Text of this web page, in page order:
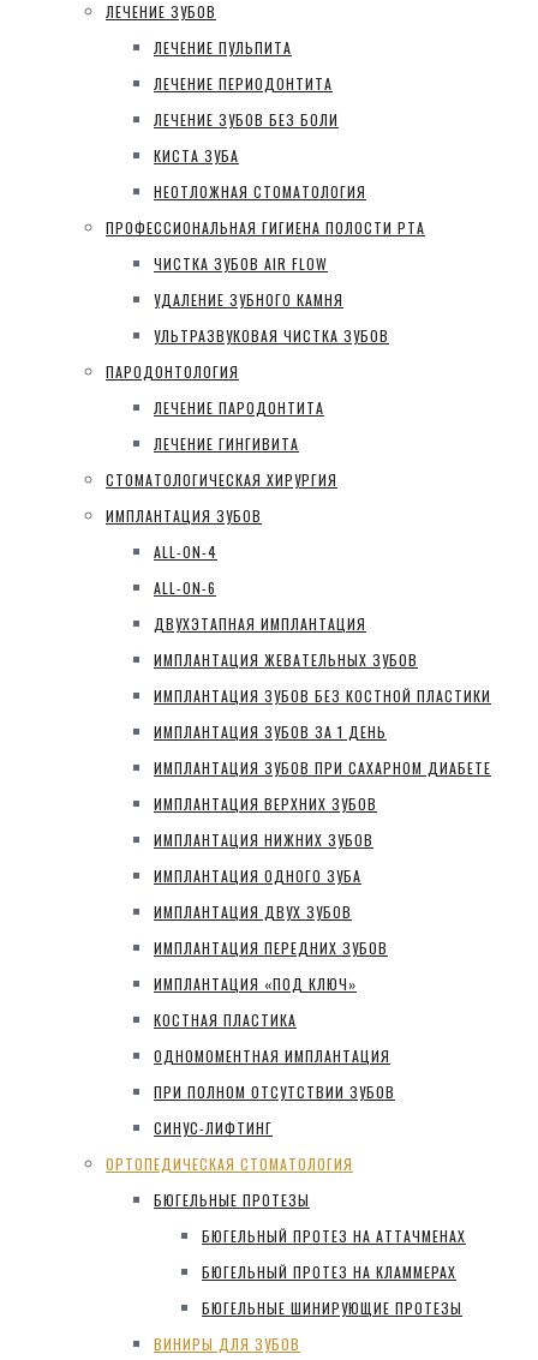
ЛЕЧЕНИЕ ЗУБОВ
ЛЕЧЕНИЕ ПУЛЬПИТА
ЛЕЧЕНИЕ ПЕРИОДОНТИТА
ЛЕЧЕНИЕ ЗУБОВ БЕЗ БОЛИ
КИСТА ЗУБА
НЕОТЛОЖНАЯ СТОМАТОЛОГИЯ
ПРОФЕССИОНАЛЬНАЯ ГИГИЕНА ПОЛОСТИ РТА
ЧИСТКА ЗУБОВ AIR FLOW
УДАЛЕНИЕ ЗУБНОГО КАМНЯ
УЛЬТРАЗВУКОВАЯ ЧИСТКА ЗУБОВ
ПАРОДОНТОЛОГИЯ
ЛЕЧЕНИЕ ПАРОДОНТИТА
ЛЕЧЕНИЕ ГИНГИВИТА
СТОМАТОЛОГИЧЕСКАЯ ХИРУРГИЯ
ИМПЛАНТАЦИЯ ЗУБОВ
ALL-ON-4
ALL-ON-6
ДВУХЭТАПНАЯ ИМПЛАНТАЦИЯ
ИМПЛАНТАЦИЯ ЖЕВАТЕЛЬНЫХ ЗУБОВ
ИМПЛАНТАЦИЯ ЗУБОВ БЕЗ КОСТНОЙ ПЛАСТИКИ
ИМПЛАНТАЦИЯ ЗУБОВ ЗА 1 ДЕНЬ
ИМПЛАНТАЦИЯ ЗУБОВ ПРИ САХАРНОМ ДИАБЕТЕ
ИМПЛАНТАЦИЯ ВЕРХНИХ ЗУБОВ
ИМПЛАНТАЦИЯ НИЖНИХ ЗУБОВ
ИМПЛАНТАЦИЯ ОДНОГО ЗУБА
ИМПЛАНТАЦИЯ ДВУХ ЗУБОВ
ИМПЛАНТАЦИЯ ПЕРЕДНИХ ЗУБОВ
ИМПЛАНТАЦИЯ «ПОД КЛЮЧ»
КОСТНАЯ ПЛАСТИКА
ОДНОМОМЕНТНАЯ ИМПЛАНТАЦИЯ
ПРИ ПОЛНОМ ОТСУТСТВИИ ЗУБОВ
СИНУС-ЛИФТИНГ
ОРТОПЕДИЧЕСКАЯ СТОМАТОЛОГИЯ
БЮГЕЛЬНЫЕ ПРОТЕЗЫ
БЮГЕЛЬНЫЙ ПРОТЕЗ НА АТТАЧМЕНАХ
БЮГЕЛЬНЫЙ ПРОТЕЗ НА КЛАММЕРАХ
БЮГЕЛЬНЫЕ ШИНИРУЮЩИЕ ПРОТЕЗЫ
ВИНИРЫ ДЛЯ ЗУБОВ